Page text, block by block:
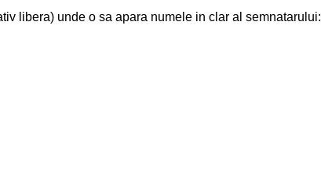
libera) unde o sa apara numele in clar al semnatarului: